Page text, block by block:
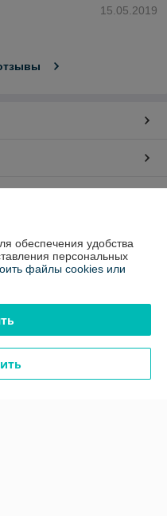
15.05.2019
обеспечения удобства
персональных
файлы cookies или